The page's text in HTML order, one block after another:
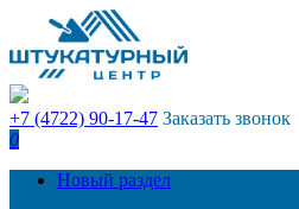
+7 (4722) 90-17-47 Заказать звонок
0
Новый раздел